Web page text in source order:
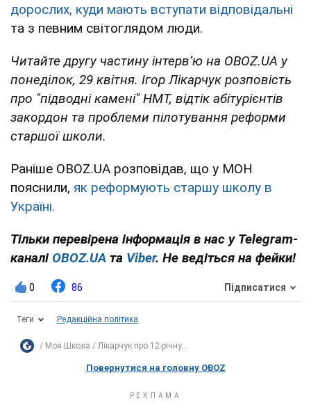
дорослих, куди мають вступати відповідальні
та з певним світоглядом люди.
Читайте другу частину інтерв’ю на OBOZ.UA у
понеділок, 29 квітня. Ігор Лікарчук розповість
про "підводні камені" НМТ, відтік абітурієнтів
закордон та проблеми пілотування реформи
старшої школи.
Раніше OBOZ.UA розповідав, що у МОН
пояснили, як реформують старшу школу в
Україні.
Тільки перевірена інформація в нас у Telegram-
каналі OBOZ.UA та Viber. Не ведіться на фейки!
0 86 Підписатися
Теги Редакційна політика
Моя Школа Лікарчук про 12-річну...
Повернутися на головну OBOZ